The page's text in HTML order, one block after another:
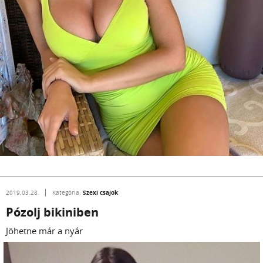
2019.03.28. Kategória: Szexi csajok
Pózolj bikiniben
Jöhetne már a nyár